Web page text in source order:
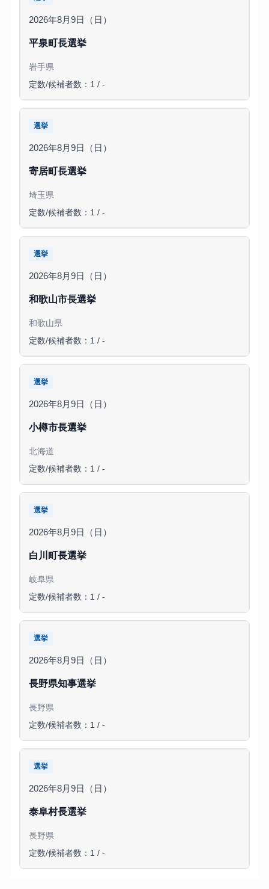
2026年8月9日（日）
平泉町長選挙
岩手県
定数/候補者数：1 / -
選挙
2026年8月9日（日）
寄居町長選挙
埼玉県
定数/候補者数：1 / -
選挙
2026年8月9日（日）
和歌山市長選挙
和歌山県
定数/候補者数：1 / -
選挙
2026年8月9日（日）
小樽市長選挙
北海道
定数/候補者数：1 / -
選挙
2026年8月9日（日）
白川町長選挙
岐阜県
定数/候補者数：1 / -
選挙
2026年8月9日（日）
長野県知事選挙
長野県
定数/候補者数：1 / -
選挙
2026年8月9日（日）
泰阜村長選挙
長野県
定数/候補者数：1 / -